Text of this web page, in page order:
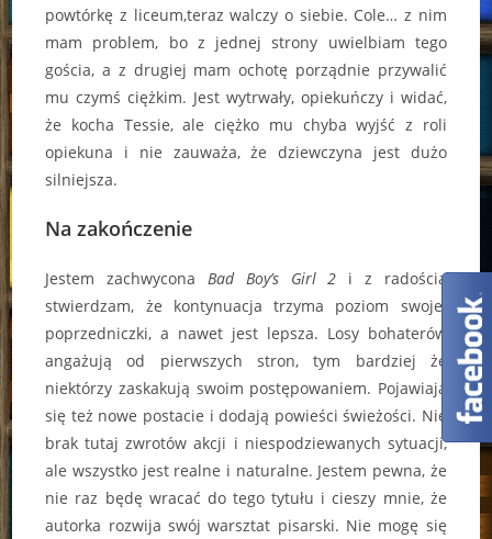
powtórkę z liceum,teraz walczy o siebie. Cole… z nim
mam problem, bo z jednej strony uwielbiam tego
gościa, a z drugiej mam ochotę porządnie przywalić
mu czymś ciężkim. Jest wytrwały, opiekuńczy i widać,
że kocha Tessie, ale ciężko mu chyba wyjść z roli
opiekuna i nie zauważa, że dziewczyna jest dużo
silniejsza.
Na zakończenie
Jestem zachwycona Bad Boy’s Girl 2 i z radością
stwierdzam, że kontynuacja trzyma poziom swojej
poprzedniczki, a nawet jest lepsza. Losy bohaterów
angażują od pierwszych stron, tym bardziej że
niektórzy zaskakują swoim postępowaniem. Pojawiają
się też nowe postacie i dodają powieści świeżości. Nie
brak tutaj zwrotów akcji i niespodziewanych sytuacji,
ale wszystko jest realne i naturalne. Jestem pewna, że
nie raz będę wracać do tego tytułu i cieszy mnie, że
autorka rozwija swój warsztat pisarski. Nie mogę się